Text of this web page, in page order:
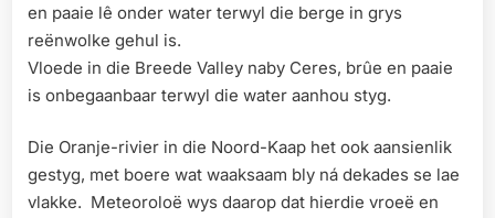
en paaie lê onder water terwyl die berge in grys
reënwolke gehul is.
Vloede in die Breede Valley naby Ceres, brûe en paaie
is onbegaanbaar terwyl die water aanhou styg.
Die Oranje-rivier in die Noord-Kaap het ook aansienlik
gestyg, met boere wat waaksaam bly ná dekades se lae
vlakke. Meteoroloë wys daarop dat hierdie vroeë en